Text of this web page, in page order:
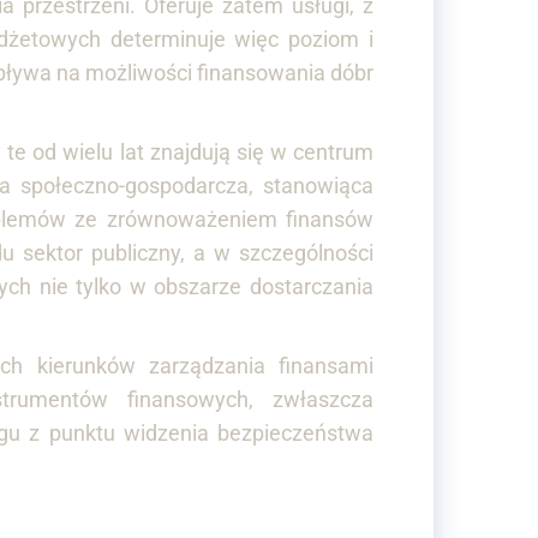
przestrzeni. Oferuje zatem usługi, z
determinuje więc poziom i
na możliwości finansowania dóbr
od wielu lat znajdują się w centrum
gospodarcza, stanowiąca
ze zrównoważeniem finansów
sektor publiczny, a w szczególności
nie tylko w obszarze dostarczania
kierunków zarządzania finansami
finansowych, zwłaszcza
z punktu widzenia bezpieczeństwa